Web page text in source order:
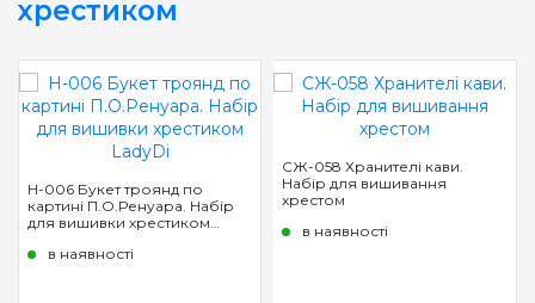
хрестиком
Н-006 Букет троянд по
картині П.О.Ренуара. Набір
для вишивки хрестиком
в наявності
СЖ-058 Хранителі кави.
Набір для вишивання
хрестом
в наявності